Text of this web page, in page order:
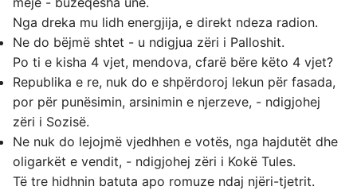
Nga dreka mu lidh energjija, e direkt ndeza radion.
Ne do bëjmë shtet - u ndigjua zëri i Palloshit.
Po ti e kisha 4 vjet, mendova, cfarë bëre këto 4 vjet?
Republika e re, nuk do e shpërdoroj lekun për fasada,
por për punësimin, arsinimin e njerzeve, - ndigjohej
zëri i Sozisë.
Ne nuk do lejojmë vjedhhen e votës, nga hajdutët dhe
oligarkët e vendit, - ndigjohej zëri i Kokë Tules.
Të tre hidhnin batuta apo romuze ndaj njëri-tjetrit.